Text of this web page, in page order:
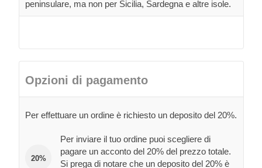
peninsulare, ma non per Sicilia, Sardegna e altre isole.
Opzioni di pagamento
Per effettuare un ordine è richiesto un deposito del 20%.
20%
Per inviare il tuo ordine puoi scegliere di
pagare un acconto del 20% del prezzo totale.
Si prega di notare che un deposito del 20% è